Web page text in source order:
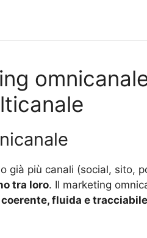
già più canali (social, sito,
tra loro. Il marketing
fluida e tracciabile